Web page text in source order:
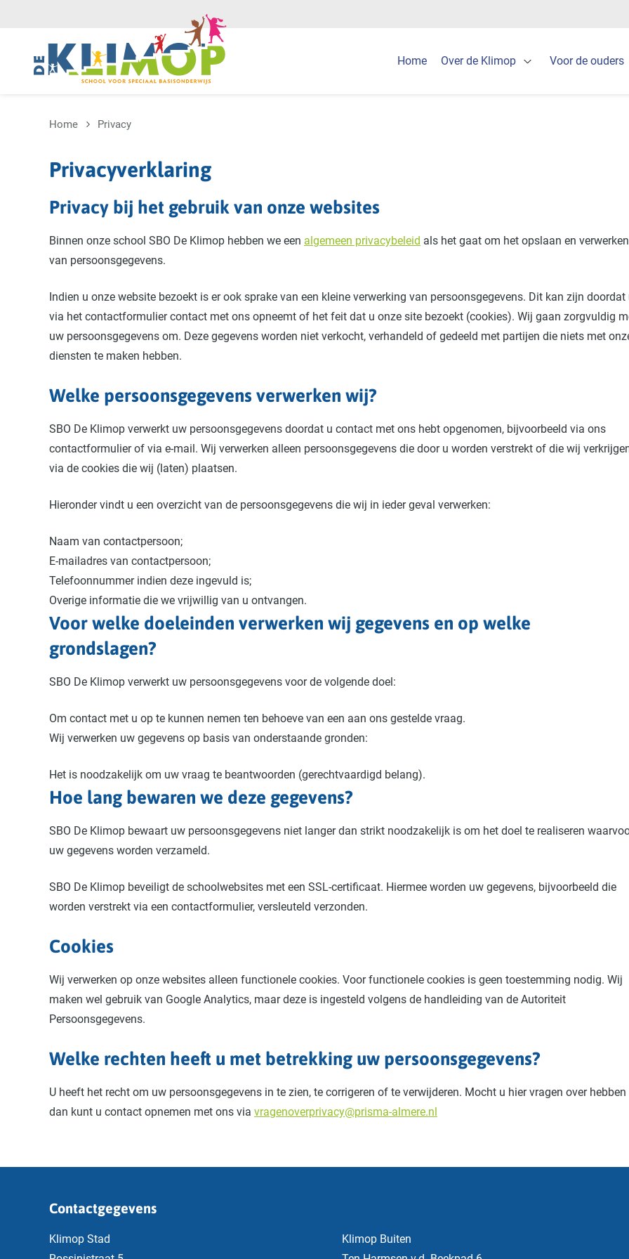
Overslaan en naar de inhoud gaan
Home Over de Klimop Voor de ouders
Home Privacy
Privacyverklaring
Privacy bij het gebruik van onze websites
Binnen onze school SBO De Klimop hebben we een algemeen privacybeleid als het gaat om het opslaan en verwerken
van persoonsgegevens.
Indien u onze website bezoekt is er ook sprake van een kleine verwerking van persoonsgegevens. Dit kan zijn doordat
via het contactformulier contact met ons opneemt of het feit dat u onze site bezoekt (cookies). Wij gaan zorgvuldig
uw persoonsgegevens om. Deze gegevens worden niet verkocht, verhandeld of gedeeld met partijen die niets met
diensten te maken hebben.
Welke persoonsgegevens verwerken wij?
SBO De Klimop verwerkt uw persoonsgegevens doordat u contact met ons hebt opgenomen, bijvoorbeeld via ons
contactformulier of via e-mail. Wij verwerken alleen persoonsgegevens die door u worden verstrekt of die wij
via de cookies die wij (laten) plaatsen.
Hieronder vindt u een overzicht van de persoonsgegevens die wij in ieder geval verwerken:
Naam van contactpersoon;
E-mailadres van contactpersoon;
Telefoonnummer indien deze ingevuld is;
Overige informatie die we vrijwillig van u ontvangen.
Voor welke doeleinden verwerken wij gegevens en op welke
grondslagen?
SBO De Klimop verwerkt uw persoonsgegevens voor de volgende doel:
Om contact met u op te kunnen nemen ten behoeve van een aan ons gestelde vraag.
Wij verwerken uw gegevens op basis van onderstaande gronden:
Het is noodzakelijk om uw vraag te beantwoorden (gerechtvaardigd belang).
Hoe lang bewaren we deze gegevens?
SBO De Klimop bewaart uw persoonsgegevens niet langer dan strikt noodzakelijk is om het doel te realiseren
uw gegevens worden verzameld.
SBO De Klimop beveiligt de schoolwebsites met een SSL-certificaat. Hiermee worden uw gegevens, bijvoorbeeld die
worden verstrekt via een contactformulier, versleuteld verzonden.
Cookies
Wij verwerken op onze websites alleen functionele cookies. Voor functionele cookies is geen toestemming nodig. Wij
maken wel gebruik van Google Analytics, maar deze is ingesteld volgens de handleiding van de Autoriteit
Persoonsgegevens.
Welke rechten heeft u met betrekking uw persoonsgegevens?
U heeft het recht om uw persoonsgegevens in te zien, te corrigeren of te verwijderen. Mocht u hier vragen over hebben
dan kunt u contact opnemen met ons via vragenoverprivacy@prisma-almere.nl
Contactgegevens
Klimop Stad
Klimop Buiten